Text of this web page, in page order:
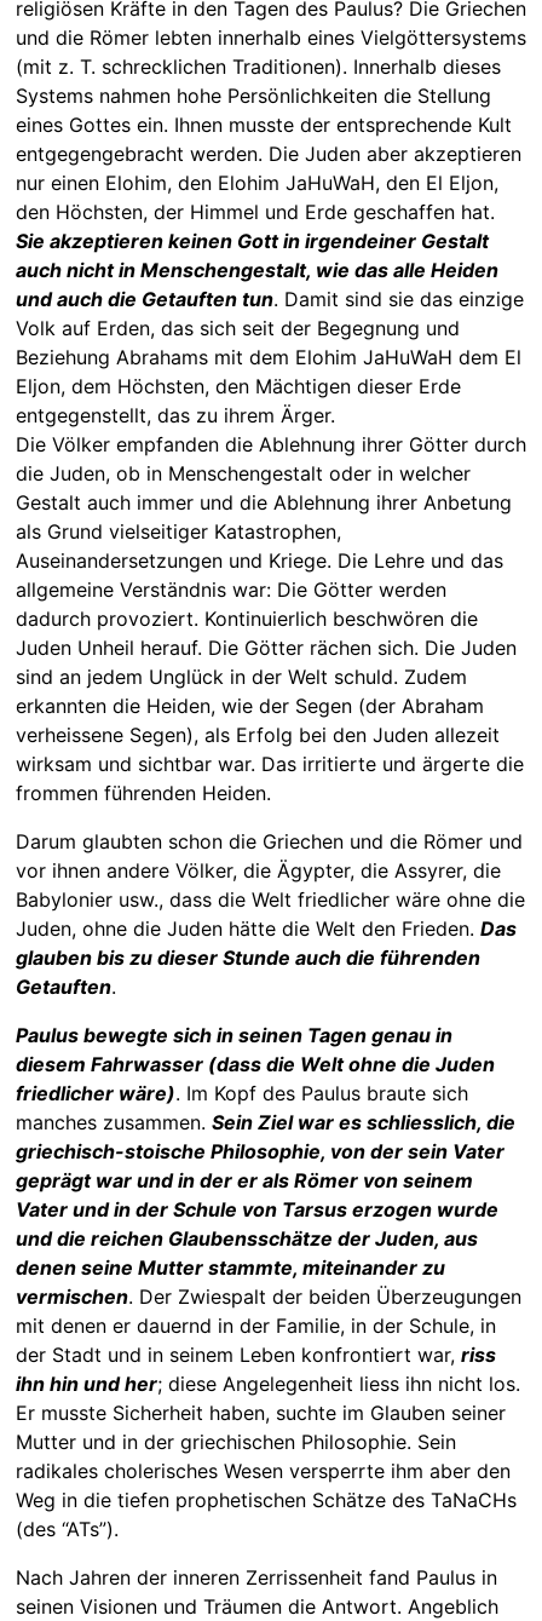
religiösen Kräfte in den Tagen des Paulus? Die Griechen
und die Römer lebten innerhalb eines Vielgöttersystems
(mit z. T. schrecklichen Traditionen). Innerhalb dieses
Systems nahmen hohe Persönlichkeiten die Stellung
eines Gottes ein. Ihnen musste der entsprechende Kult
entgegengebracht werden. Die Juden aber akzeptieren
nur einen Elohim, den Elohim JaHuWaH, den El Eljon,
den Höchsten, der Himmel und Erde geschaffen hat.
Sie akzeptieren keinen Gott in irgendeiner Gestalt
auch nicht in Menschengestalt, wie das alle Heiden
und auch die Getauften tun. Damit sind sie das einzige
Volk auf Erden, das sich seit der Begegnung und
Beziehung Abrahams mit dem Elohim JaHuWaH dem El
Eljon, dem Höchsten, den Mächtigen dieser Erde
entgegenstellt, das zu ihrem Ärger.
Die Völker empfanden die Ablehnung ihrer Götter durch
die Juden, ob in Menschengestalt oder in welcher
Gestalt auch immer und die Ablehnung ihrer Anbetung
als Grund vielseitiger Katastrophen,
Auseinandersetzungen und Kriege. Die Lehre und das
allgemeine Verständnis war: Die Götter werden
dadurch provoziert. Kontinuierlich beschwören die
Juden Unheil herauf. Die Götter rächen sich. Die Juden
sind an jedem Unglück in der Welt schuld. Zudem
erkannten die Heiden, wie der Segen (der Abraham
verheissene Segen), als Erfolg bei den Juden allezeit
wirksam und sichtbar war. Das irritierte und ärgerte die
frommen führenden Heiden.
Darum glaubten schon die Griechen und die Römer und
vor ihnen andere Völker, die Ägypter, die Assyrer, die
Babylonier usw., dass die Welt friedlicher wäre ohne die
Juden, ohne die Juden hätte die Welt den Frieden. Das
glauben bis zu dieser Stunde auch die führenden
Getauften.
Paulus bewegte sich in seinen Tagen genau in
diesem Fahrwasser (dass die Welt ohne die Juden
friedlicher wäre). Im Kopf des Paulus braute sich
manches zusammen. Sein Ziel war es schliesslich, die
griechisch-stoische Philosophie, von der sein Vater
geprägt war und in der er als Römer von seinem
Vater und in der Schule von Tarsus erzogen wurde
und die reichen Glaubensschätze der Juden, aus
denen seine Mutter stammte, miteinander zu
vermischen. Der Zwiespalt der beiden Überzeugungen
mit denen er dauernd in der Familie, in der Schule, in
der Stadt und in seinem Leben konfrontiert war, riss
ihn hin und her; diese Angelegenheit liess ihn nicht los.
Er musste Sicherheit haben, suchte im Glauben seiner
Mutter und in der griechischen Philosophie. Sein
radikales cholerisches Wesen versperrte ihm aber den
Weg in die tiefen prophetischen Schätze des TaNaCHs
(des “ATs”).
Nach Jahren der inneren Zerrissenheit fand Paulus in
seinen Visionen und Träumen die Antwort. Angeblich